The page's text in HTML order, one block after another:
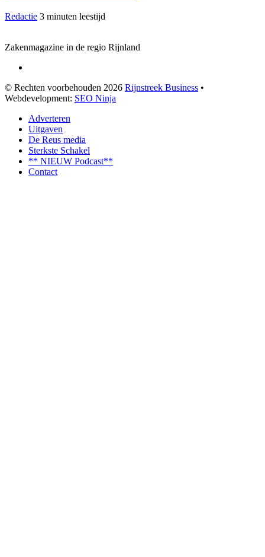
Redactie 3 minuten leestijd
Zakenmagazine in de regio Rijnland
© Rechten voorbehouden 2026 Rijnstreek Business •
Webdevelopment: SEO Ninja
Adverteren
Uitgaven
De Reus media
Sterkste Schakel
** NIEUW Podcast**
Contact